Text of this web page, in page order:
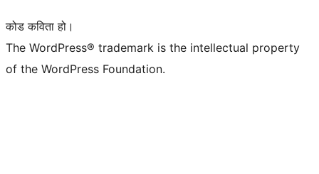
कोड कविता हो।
The WordPress® trademark is the intellectual property
of the WordPress Foundation.